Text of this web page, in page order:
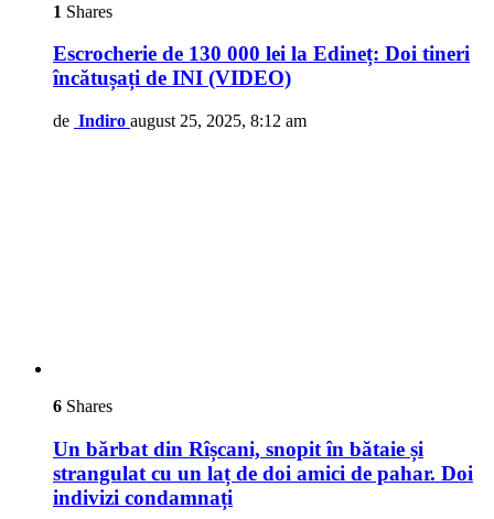
1 Shares
Escrocherie de 130 000 lei la Edineț: Doi tineri
încătușați de INI (VIDEO)
de Indiro august 25, 2025, 8:12 am
6 Shares
Un bărbat din Rîșcani, snopit în bătaie și
strangulat cu un laț de doi amici de pahar. Doi
indivizi condamnați